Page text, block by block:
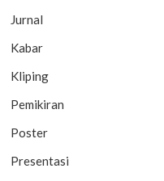
Jurnal
Kabar
Kliping
Pemikiran
Poster
Presentasi